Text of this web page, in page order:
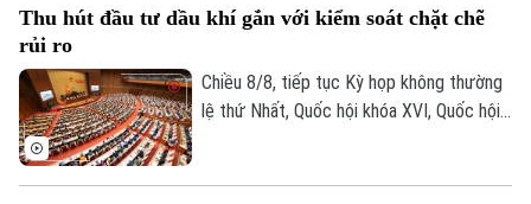
Thu hút đầu tư dầu khí gắn với kiểm soát chặt chẽ
rủi ro
Chiều 8/8, tiếp tục Kỳ họp không thường
lệ thứ Nhất, Quốc hội khóa XVI, Quốc hội